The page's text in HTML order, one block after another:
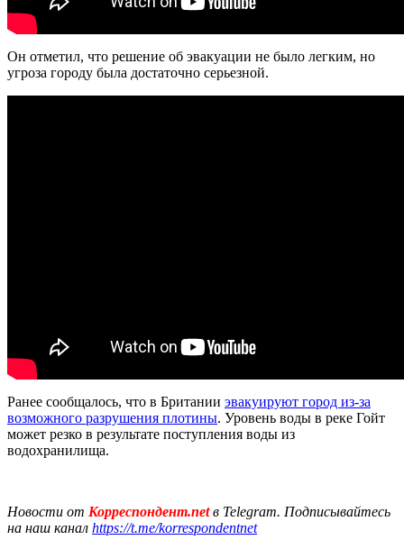
Он отметил, что решение об эвакуации не было легким, но
угроза городу была достаточно серьезной.
Ранее сообщалось, что в Британии эвакуируют город из-за
возможного разрушения плотины. Уровень воды в реке Гойт
может резко в результате поступления воды из
водохранилища.
Новости от Корреспондент.netв Telegram. Подписывайтесь
на наш канал https://t.me/korrespondentnet